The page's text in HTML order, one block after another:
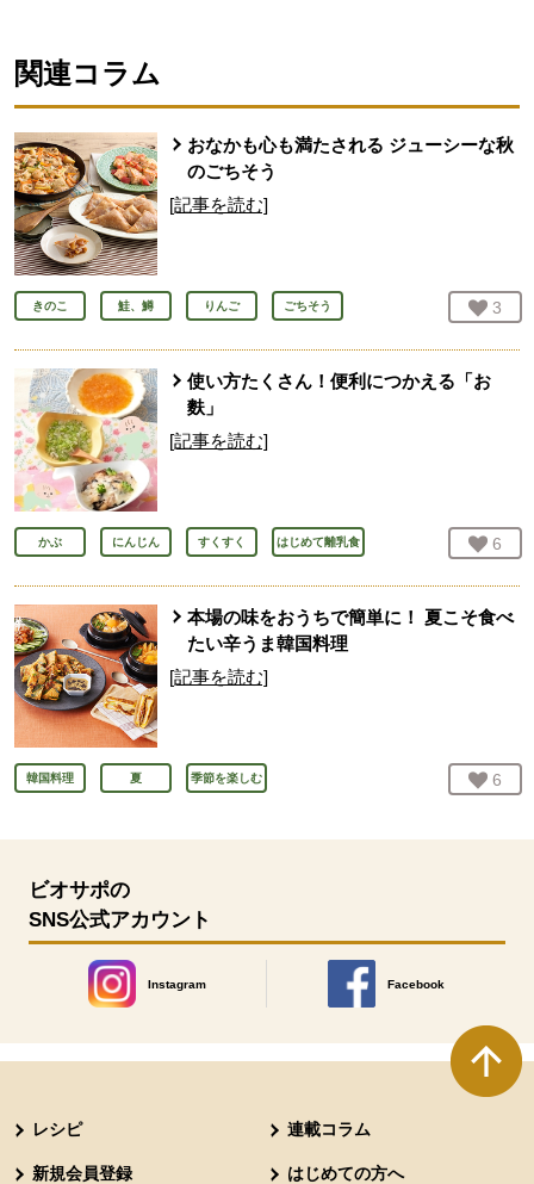
関連コラム
おなかも心も満たされる ジューシーな秋
のごちそう
[記事を読む]
きのこ 鮭、鱒 りんご ごちそう お気
3
使い方たくさん！便利につかえる「お
麩」
[記事を読む]
かぶ にんじん すくすく はじめて離乳食 お気
6
本場の味をおうちで簡単に！ 夏こそ食べ
たい辛うま韓国料理
[記事を読む]
韓国料理 夏 季節を楽しむ お気
6
ビオサポの
SNS公式アカウント
Instagram
別のウィンドウで開きます。
Facebook
別のウィンドウで開きます
レシピ 連載コラム
新規会員登録 はじめての方へ